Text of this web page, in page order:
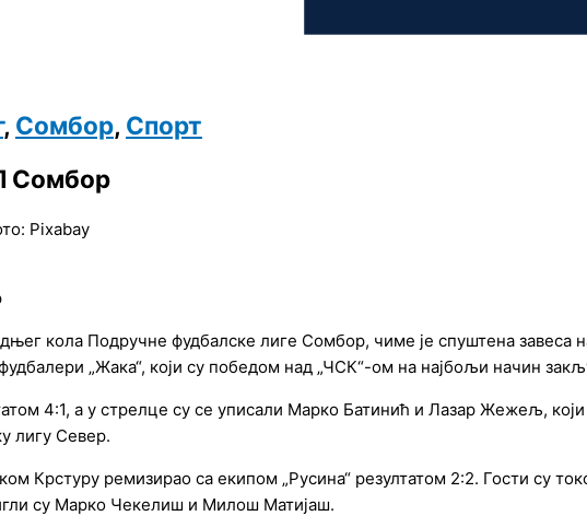
, Сомбор, Спорт
Сомбор
Pixabay
кола Подручне фудбалске лиге Сомбор, чиме је спуштена завеса
„Жака“, који су победом над „ЧСК“-ом на најбољи начин
4:1, а у стрелце су се уписали Марко Батинић и Лазар Жежељ,
лигу Север.
Крстуру ремизирао са екипом „Русина“ резултатом 2:2. Гости су
су Марко Чекелиш и Милош Матијаш.